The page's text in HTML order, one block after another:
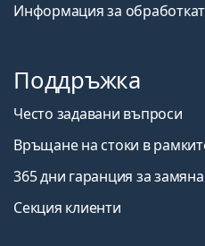
Информация за
Поддръжка
Често задавани въпроси
Връщане на стоки в
365 дни гаранция за замяна
Секция клиенти